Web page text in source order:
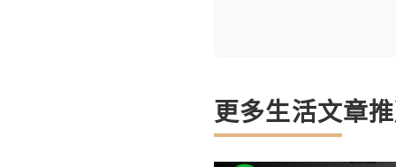
更多生活文章